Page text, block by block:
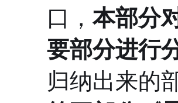
口， 本部分
要部分进行
归纳出来的